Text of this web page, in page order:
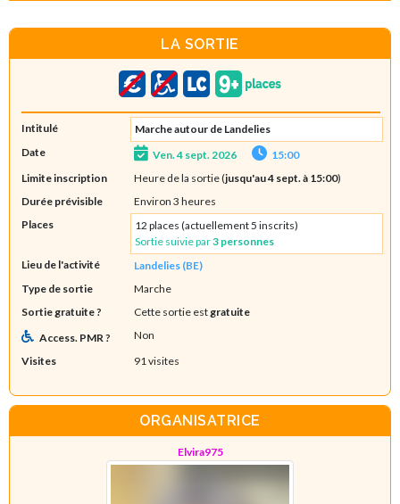
LA SORTIE
Intitulé
Marche autour de Landelies
Date
Ven. 4 sept. 2026
15:00
Limite inscription
Heure de la sortie (jusqu'au 4 sept. à 15:00)
Durée prévisible
Environ 3 heures
Places
12 places (actuellement 5 inscrits)
Sortie suivie par3 personnes
Lieu de l'activité
Landelies (BE)
Type de sortie
Marche
Sortie gratuite ?
Cette sortie est gratuite
Access. PMR ?
Non
Visites
91 visites
ORGANISATRICE
Elvira975